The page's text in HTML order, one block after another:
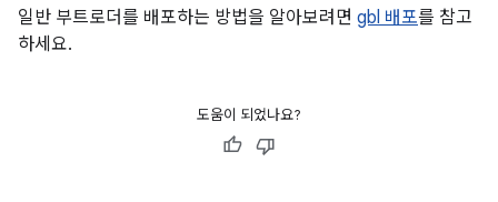
일반 부트로더를 배포하는 방법을 알아보려면 gbl 배포를 참고
하세요.
도움이 되었나요?